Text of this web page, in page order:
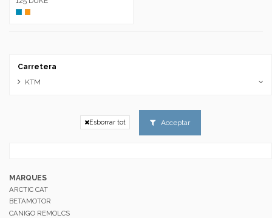
AzulNaranja
Carretera
KTM
Esborrar tot Acceptar
MARQUES
ARCTIC CAT
BETAMOTOR
CANIGO REMOLCS